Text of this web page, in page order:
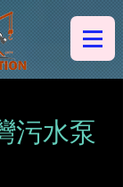
污水泵